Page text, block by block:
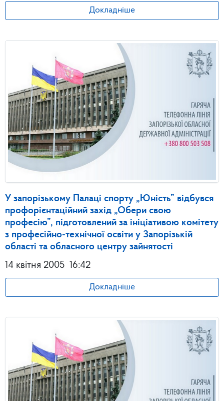
Докладніше
У запорізькому Палаці спорту „Юність” відбувся
профорієнтаційний захід „Обери свою
професію”, підготовлений за ініціативою комітету
з професійно-технічної освіти у Запорізькій
області та обласного центру зайнятості
14 квітня 2005 16:42
Докладніше